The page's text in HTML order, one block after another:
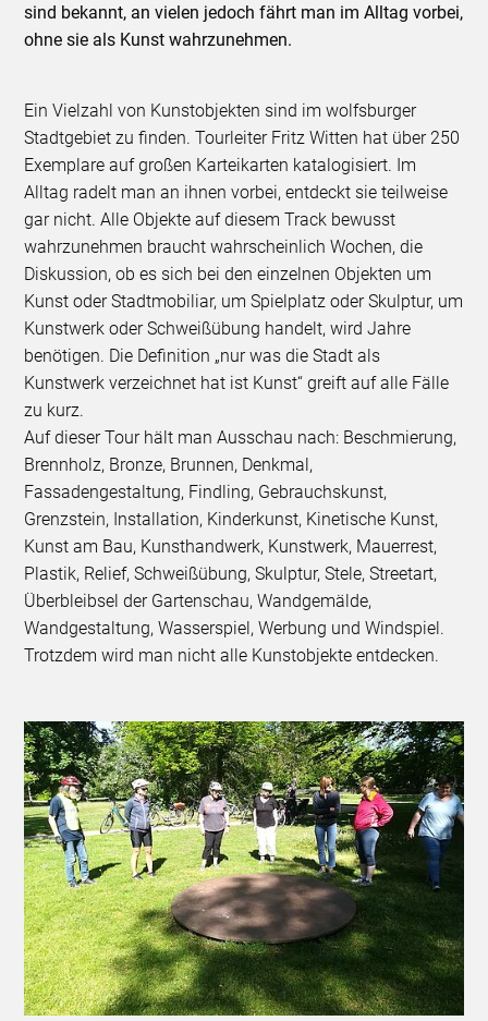
sind bekannt, an vielen jedoch fährt man im Alltag vorbei,
ohne sie als Kunst wahrzunehmen.
Ein Vielzahl von Kunstobjekten sind im wolfsburger
Stadtgebiet zu finden. Tourleiter Fritz Witten hat über 250
Exemplare auf großen Karteikarten katalogisiert. Im
Alltag radelt man an ihnen vorbei, entdeckt sie teilweise
gar nicht. Alle Objekte auf diesem Track bewusst
wahrzunehmen braucht wahrscheinlich Wochen, die
Diskussion, ob es sich bei den einzelnen Objekten um
Kunst oder Stadtmobiliar, um Spielplatz oder Skulptur, um
Kunstwerk oder Schweißübung handelt, wird Jahre
benötigen. Die Definition „nur was die Stadt als
Kunstwerk verzeichnet hat ist Kunst“ greift auf alle Fälle
zu kurz.
Auf dieser Tour hält man Ausschau nach: Beschmierung,
Brennholz, Bronze, Brunnen, Denkmal,
Fassadengestaltung, Findling, Gebrauchskunst,
Grenzstein, Installation, Kinderkunst, Kinetische Kunst,
Kunst am Bau, Kunsthandwerk, Kunstwerk, Mauerrest,
Plastik, Relief, Schweißübung, Skulptur, Stele, Streetart,
Überbleibsel der Gartenschau, Wandgemälde,
Wandgestaltung, Wasserspiel, Werbung und Windspiel.
Trotzdem wird man nicht alle Kunstobjekte entdecken.